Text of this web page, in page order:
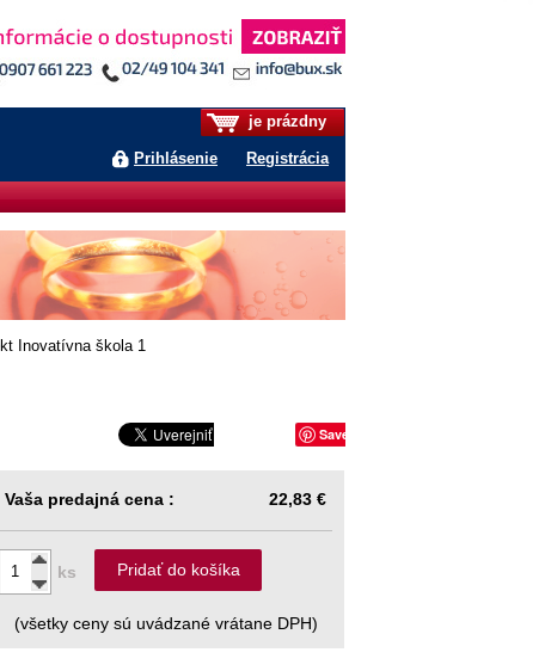
je prázdny
Prihlásenie Registrácia
Inovatívna škola 1
Save
Vaša predajná cena : 22,83 €
ks Pridať do košíka
(všetky ceny sú uvádzané vrátane DPH)